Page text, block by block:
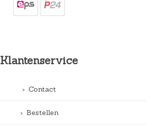
Klantenservice
Contact
Bestellen